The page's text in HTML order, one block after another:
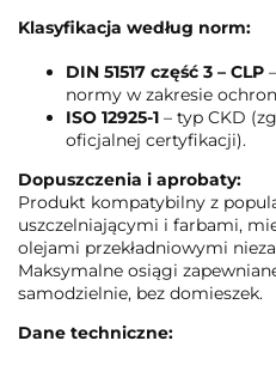
Klasyfikacja według norm:
DIN 51517 część 3 – CLP
normy w zakresie
ISO 12925-1 – typ CKD
oficjalnej certyfikacji).
Dopuszczenia i aprobaty:
Produkt kompatybilny z
uszczelniającymi i farbami,
olejami przekładniowymi
Maksymalne osiągi
samodzielnie, bez domieszek.
Dane techniczne: